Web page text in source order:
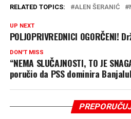
RELATED TOPICS: ALEN ŠERANIĆ
UP NEXT
POLJOPRIVREDNICI OGORČENI!
DON'T MISS
“NEMA SLUČAJNOSTI, TO JE
poručio da PSS dominira